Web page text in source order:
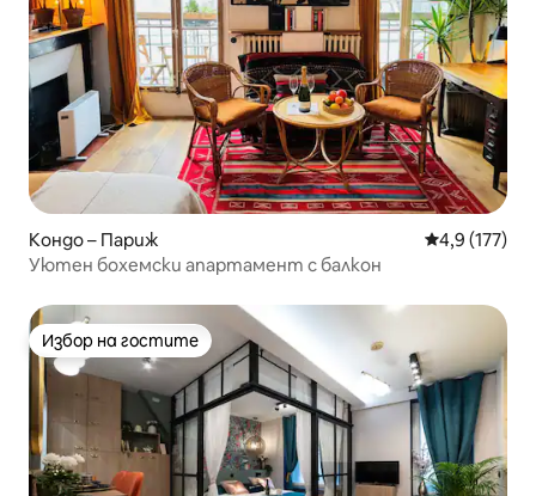
Кондо – Париж Средна
4,9 (177)
Уютен бохемски апартамент с балкон
Избор на гостите
Избор на гостите